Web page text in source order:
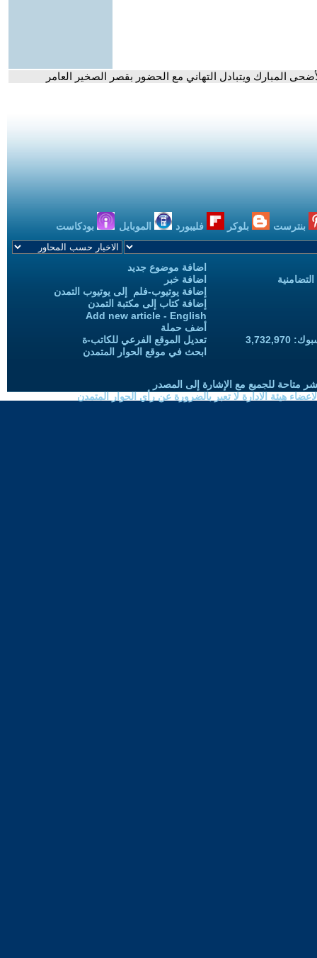
المبارك ويتبادل التهاني مع الحضور بقصر الصخير العامر
بنترست بلوكر فليبورد الموبايل بودكاست
اضافة موضوع جديد
اضافة خبر
إضافة يوتيوب-فلم إلى يوتيوب التمدن
إضافة كتاب إلى مكتبة التمدن
Add new article - English
أضف حملة
تعديل الموقع الفرعي للكاتب-ة
ابحث في موقع الحوار المتمدن
متاحة للجميع مع الإشارة إلى المصدر
هيئة الادارة لا تعبر بالضرورة عن رأي الحوار المتمدن